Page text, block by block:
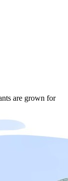
are grown for